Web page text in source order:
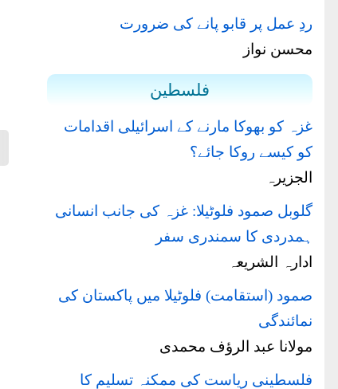
ردِ عمل پر قابو پانے کی ضرورت
محسن نواز
فلسطین
غزہ کو بھوکا مارنے کے اسرائیلی اقدامات
کو کیسے روکا جائے؟
الجزیرہ
گلوبل صمود فلوٹیلا: غزہ کی جانب انسانی
ہمدردی کا سمندری سفر
ادارہ الشریعہ
صمود (استقامت) فلوٹیلا میں پاکستان کی
نمائندگی
مولانا عبد الرؤف محمدی
فلسطینی ریاست کی ممکنہ تسلیم کا